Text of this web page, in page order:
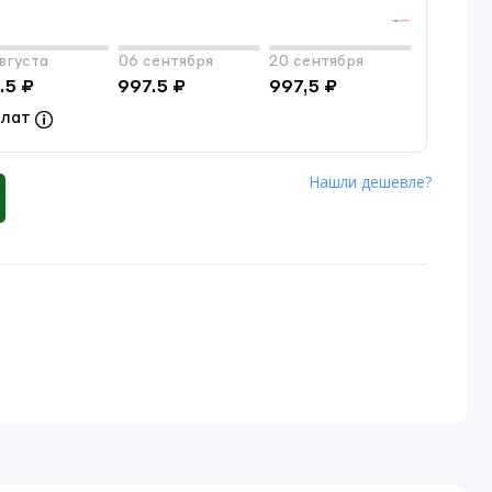
₽
06 сентября
997.5 ₽
20 сентября
997,5 ₽
Нашли дешевле?